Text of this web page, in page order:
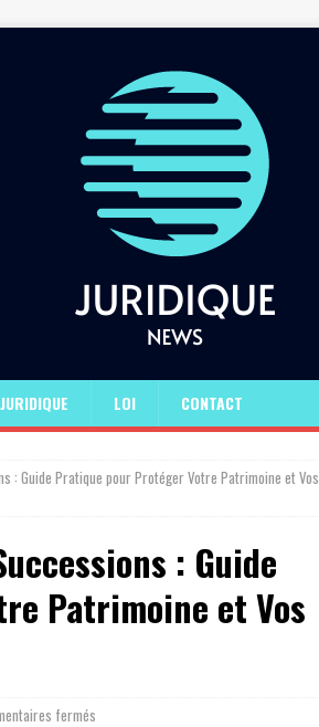
JURIDIQUE LOI CONTACT
: Guide Pratique pour Protéger Votre Patrimoine et Vos
: Guide
Patrimoine et Vos
fermés